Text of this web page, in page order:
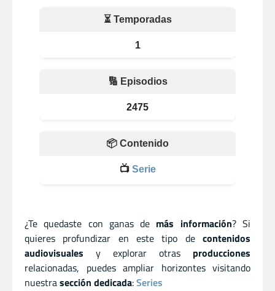
⏳ Temporadas
1
🔢 Episodios
2475
📦 Contenido
📺 Serie
¿Te quedaste con ganas de más información? Si
quieres profundizar en este tipo de contenidos
audiovisuales y explorar otras producciones
relacionadas, puedes ampliar horizontes visitando
nuestrasección dedicada:Series